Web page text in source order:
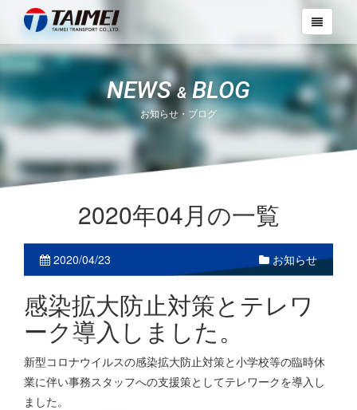
NEWS&BLOG
お知らせ・ブログ
2020年04月の一覧
2020/04/23 お知らせ
感染拡大防止対策とテレワ
ーク導入しました。
新型コロナウイルスの感染拡大防止対策と小学校等の臨時休
業に伴い事務スタッフへの支援策としてテレワークを導入し
ました。